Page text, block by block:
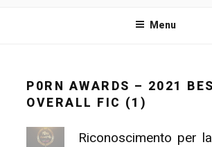
Menu
P0RN AWARDS – 2021
OVERALL FIC (1)
Riconoscimento per